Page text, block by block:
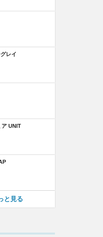
レイ
ア UNIT
と見る